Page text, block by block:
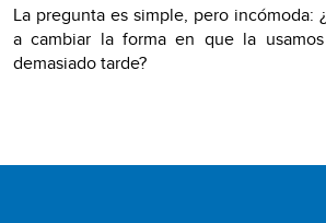
La pregunta es simple, pero incómoda:
a cambiar la forma en que la
demasiado tarde?